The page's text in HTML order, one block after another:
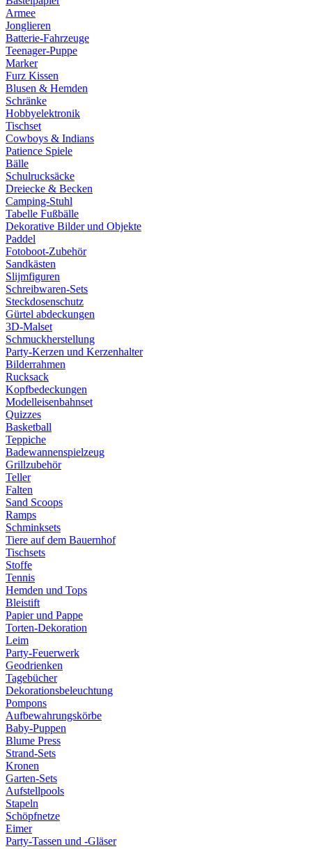
Armee
Jonglieren
Batterie-Fahrzeuge
Teenager-Puppe
Marker
Furz Kissen
Blusen & Hemden
Schränke
Hobbyelektronik
Tischset
Cowboys & Indians
Patience Spiele
Bälle
Schulrucksäcke
Dreiecke & Becken
Camping-Stuhl
Tabelle Fußbälle
Dekorative Bilder und Objekte
Paddel
Fotoboot-Zubehör
Sandkästen
Slijmfiguren
Schreibwaren-Sets
Steckdosenschutz
Gürtel abdeckungen
3D-Malset
Schmuckherstellung
Party-Kerzen und Kerzenhalter
Bilderrahmen
Rucksack
Kopfbedeckungen
Modelleisenbahnset
Quizzes
Basketball
Teppiche
Badewannenspielzeug
Grillzubehör
Teller
Falten
Sand Scoops
Ramps
Schminksets
Tiere auf dem Bauernhof
Tischsets
Stoffe
Tennis
Hemden und Tops
Bleistift
Papier und Pappe
Torten-Dekoration
Leim
Party-Feuerwerk
Geodrienken
Tagebücher
Dekorationsbeleuchtung
Pompons
Aufbewahrungskörbe
Baby-Puppen
Blume Press
Strand-Sets
Kronen
Garten-Sets
Aufstellpools
Stapeln
Schöpfnetze
Eimer
Party-Tassen und -Gläser